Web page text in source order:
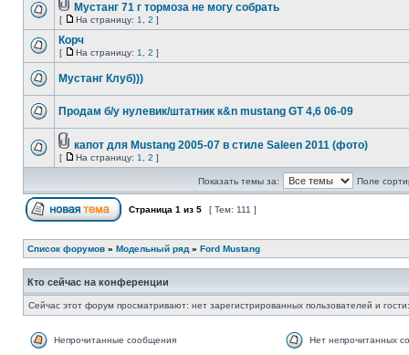
Мустанг 71 г тормоза не могу собрать
[ На страницу: 1 2 ]
Корч
[ На страницу: 1 2 ]
Мустанг Клуб)))
Продам б/у нулевик/штатник к&n mustang GT 4,6 06-09
капот для Mustang 2005-07 в стиле Saleen 2011 (фото)
[ На страницу: 1 2 ]
Показать темы за: Поле
Страница 1 из 5 [ Тем: 111 ]
Список форумов » Модельный ряд » Ford Mustang
Кто сейчас на конференции
Сейчас этот форум просматривают: нет зарегистрированных пользователей и
Непрочитанные сообщения Нет непрочитанных